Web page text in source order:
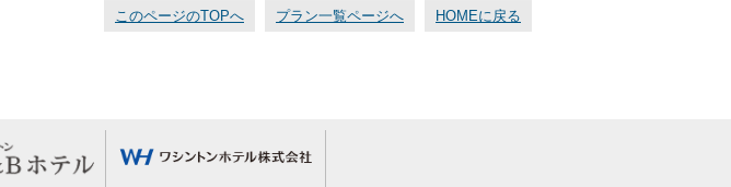
このページのTOPへ プラン一覧ページへ HOMEに戻る